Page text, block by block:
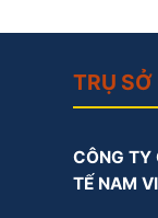
TRỤ SỞ
CÔNG TY
TẾ NAM